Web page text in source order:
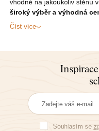
vhodné na jakoukoliv stěnu
široký výběr a výhodná
Číst více
Souhlasím se